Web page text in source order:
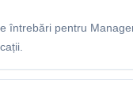
întrebări pentru